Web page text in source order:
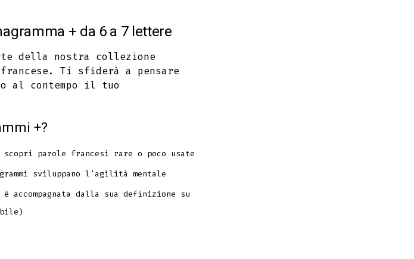
a
new
tab
a
new
tab
a
new
tab
+ da 6 a 7 lettere
della nostra collezione
Ti sfiderà a pensare
al contempo il tuo
+?
scopri parole francesi rare o poco usate
sviluppano l'agilità mentale
accompagnata dalla sua definizione su